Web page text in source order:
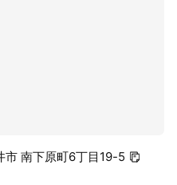
南下原町6丁目19-5